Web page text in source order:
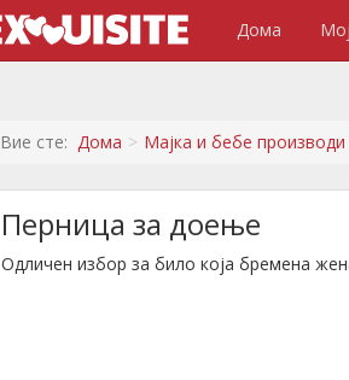
Дома
Вие сте: Дома Мајка и бебе производи
Перница за доење
Одличен избор за било која бремена